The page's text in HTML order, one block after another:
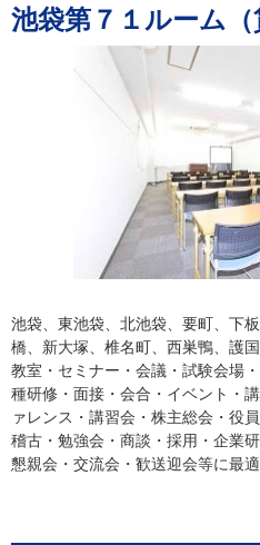
池袋第７１ルーム（
池袋、東池袋、北池袋、要町、下
橋、新大塚、椎名町、西巣鴨、護
教室・セミナー・会議・試験会場
種研修・面接・会合・イベント・
ァレンス・講習会・株主総会・役
稽古・勉強会・商談・採用・企業
懇親会・交流会・歓送迎会等に最